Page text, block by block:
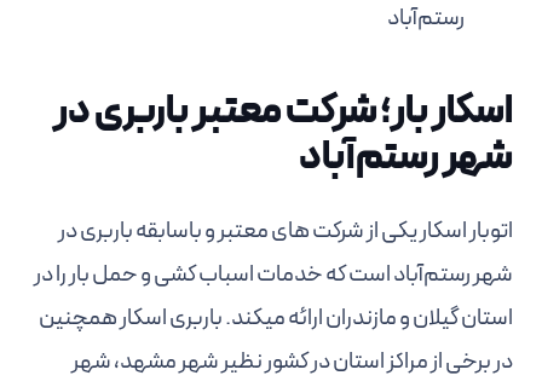
رستم‌آباد
اسکار بار؛ شرکت معتبر باربری در
شهر رستم‌آباد
اتوبار اسکار یکی از شرکت های معتبر و باسابقه باربری در
شهر رستم‌آباد است که خدمات اسباب کشی و حمل بار را در
استان گیلان و مازندران ارائه میکند. باربری اسکار همچنین
در برخی از مراکز استان در کشور نظیر شهر مشهد، شهر